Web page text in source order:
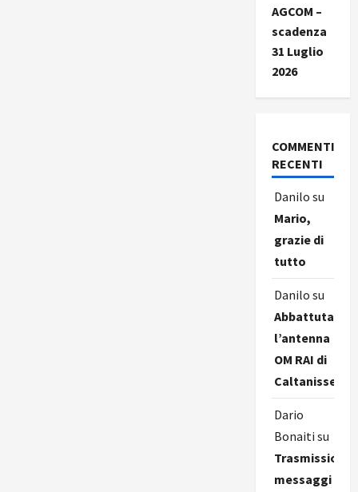
AGCOM –
scadenza
31 Luglio
2026
COMMENTI
RECENTI
Danilo su
Mario,
grazie di
tutto
Danilo su
Abbattuta
l’antenna
OM RAI di
Caltanissetta
Dario
Bonaiti su
Trasmissione
messaggi